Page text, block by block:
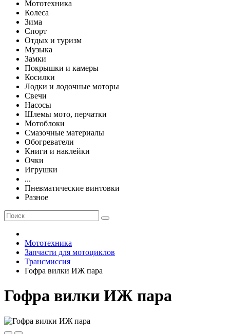
Мототехника
Колеса
Зима
Спорт
Отдых и туризм
Музыка
Замки
Покрышки и камеры
Косилки
Лодки и лодочные моторы
Свечи
Насосы
Шлемы мото, перчатки
Мотоблоки
Смазочные материалы
Обогреватели
Книги и наклейки
Очки
Игрушки
...
Пневматические винтовки
Разное
Мототехника
Запчасти для мотоциклов
Трансмиссия
Гофра вилки ИЖ пара
Гофра вилки ИЖ пара